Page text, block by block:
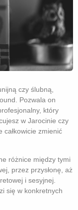
czy ślubną,
Pozwala on
który
w Jarocinie czy
zmienić
różnice między tymi
przez przysłonę, aż
i sesyjnej.
się w konkretnych